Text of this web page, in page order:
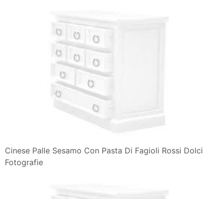
Cinese Palle Sesamo Con Pasta Di Fagioli Rossi Dolci
Fotografie